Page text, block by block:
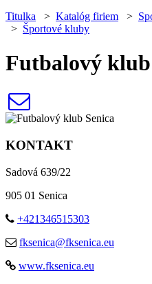
Titulka > Katalóg firiem >
> Športové kluby
Futbalový klub
KONTAKT
Sadová 639/22
905 01 Senica
+421346515303
fksenica@fksenica.eu
www.fksenica.eu